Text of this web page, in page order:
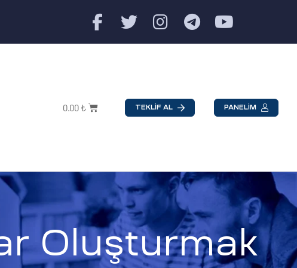
0.00 ₺ TEKLİF AL PANELİM
Oluşturmak